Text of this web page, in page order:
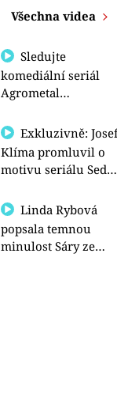
Všechna videa
Sledujte
komediální seriál
Agrometal
prima+
Exkluzivně: Josef
Klíma promluvil o
motivu seriálu Sedm
Linda Rybová
popsala temnou
minulost Sáry ze